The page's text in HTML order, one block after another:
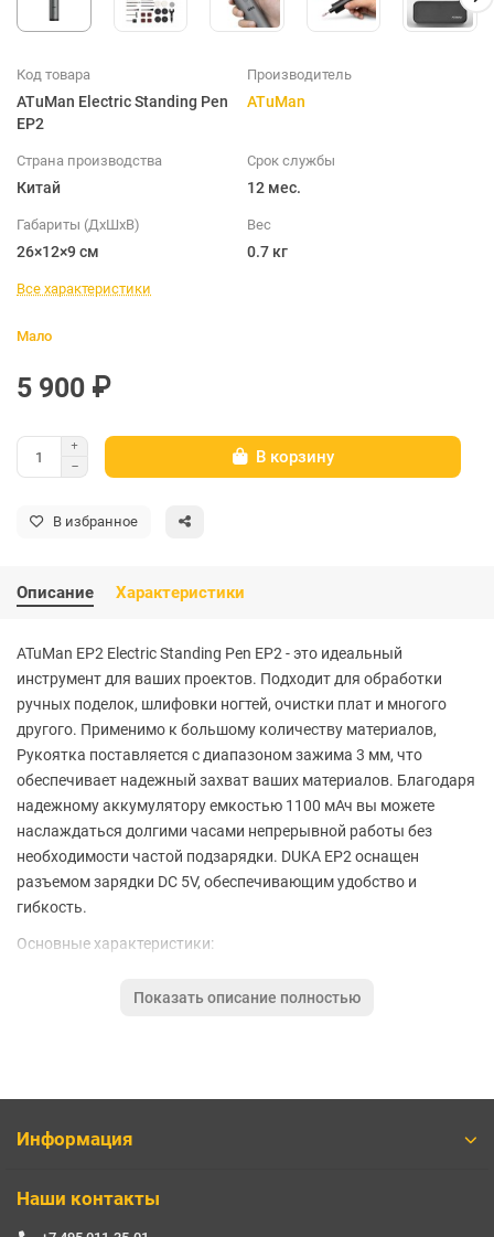
Код товара
ATuMan Electric Standing Pen
EP2
Производитель
ATuMan
Страна производства
Китай
Срок службы
12 мес.
Габариты (ДхШхВ)
26×12×9 см
Вес
0.7 кг
Все характеристики
Мало
5 900 ₽
В корзину
В избранное
Описание Характеристики
ATuMan EP2 Electric Standing Pen EP2 - это идеальный
инструмент для ваших проектов. Подходит для обработки
ручных поделок, шлифовки ногтей, очистки плат и многого
другого. Применимо к большому количеству материалов,
Рукоятка поставляется с диапазоном зажима 3 мм, что
обеспечивает надежный захват ваших материалов. Благодаря
надежному аккумулятору емкостью 1100 мАч вы можете
наслаждаться долгими часами непрерывной работы без
необходимости частой подзарядки. DUKA EP2 оснащен
разъемом зарядки DC 5V, обеспечивающим удобство и
гибкость.
Основные характеристики:
Тип питания от аккумулятора
Жесткий кейс на молнии
Высота гравера 207мм
Показать описание полностью
Информация
Наши контакты